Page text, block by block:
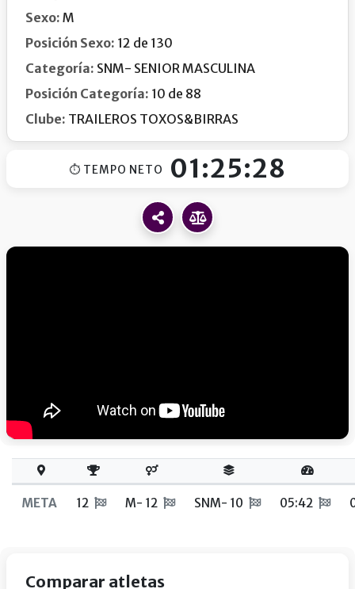
Sexo: M
Posición Sexo: 12 de 130
Categoría: SNM- SENIOR MASCULINA
Posición Categoría: 10 de 88
Clube: TRAILEROS TOXOS&BIRRAS
⏱ TEMPO NETO 01:25:28
META 12 M- 12 SNM- 10 05:42
Comparar atletas